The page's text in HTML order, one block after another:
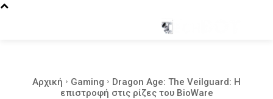
Αρχική Gaming
Dragon Age: The Veilguard: Η
επιστροφή στις ρίζες του BioWare